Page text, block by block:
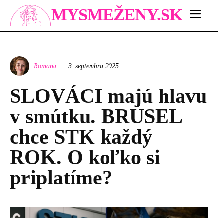
MYSMEŽENY.SK
Romana 3. septembra 2025
SLOVÁCI majú hlavu
v smútku. BRUSEL
chce STK každý
ROK. O koľko si
priplatíme?